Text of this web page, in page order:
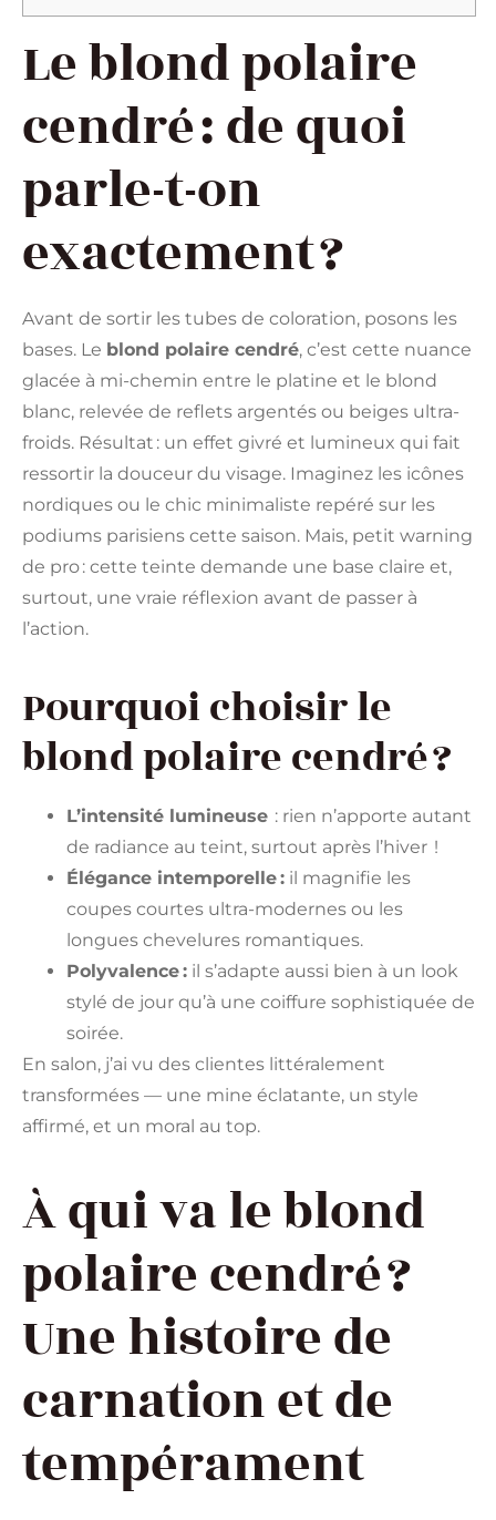
Le blond polaire
cendré : de quoi
parle-t-on
exactement ?
Avant de sortir les tubes de coloration, posons les
bases. Le blond polaire cendré, c’est cette nuance
glacée à mi-chemin entre le platine et le blond
blanc, relevée de reflets argentés ou beiges ultra-
froids. Résultat : un effet givré et lumineux qui fait
ressortir la douceur du visage. Imaginez les icônes
nordiques ou le chic minimaliste repéré sur les
podiums parisiens cette saison. Mais, petit warning
de pro : cette teinte demande une base claire et,
surtout, une vraie réflexion avant de passer à
l’action.
Pourquoi choisir le
blond polaire cendré ?
L’intensité lumineuse : rien n’apporte autant
de radiance au teint, surtout après l’hiver !
Élégance intemporelle : il magnifie les
coupes courtes ultra-modernes ou les
longues chevelures romantiques.
Polyvalence : il s’adapte aussi bien à un look
stylé de jour qu’à une coiffure sophistiquée de
soirée.
En salon, j’ai vu des clientes littéralement
transformées — une mine éclatante, un style
affirmé, et un moral au top.
À qui va le blond
polaire cendré ?
Une histoire de
carnation et de
tempérament